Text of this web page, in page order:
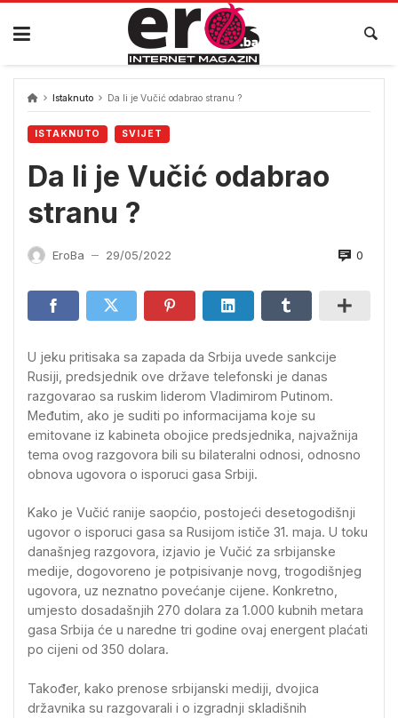
Skip
content
Istaknuto Da li je Vučić odabrao stranu ?
ISTAKNUTO SVIJET
Da li je Vučić odabrao
stranu ?
EroBa — 29/05/2022 0
U jeku pritisaka sa zapada da Srbija uvede sankcije
Rusiji, predsjednik ove države telefonski je danas
razgovarao sa ruskim liderom Vladimirom Putinom.
Međutim, ako je suditi po informacijama koje su
emitovane iz kabineta obojice predsjednika, najvažnija
tema ovog razgovora bili su bilateralni odnosi, odnosno
obnova ugovora o isporuci gasa Srbiji.
Kako je Vučić ranije saopćio, postojeći desetogodišnji
ugovor o isporuci gasa sa Rusijom ističe 31. maja. U toku
današnjeg razgovora, izjavio je Vučić za srbijanske
medije, dogovoreno je potpisivanje novg, trogodišnjeg
ugovora, uz neznatno povećanje cijene. Konkretno,
umjesto dosadašnjih 270 dolara za 1.000 kubnih metara
gasa Srbija će u naredne tri godine ovaj energent plaćati
po cijeni od 350 dolara.
Također, kako prenose srbijanski mediji, dvojica
državnika su razgovarali i o izgradnji skladišnih